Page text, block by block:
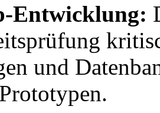
Entwicklung:
und